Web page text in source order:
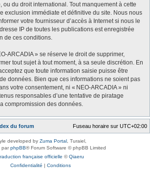
ou du droit international. Tout manquement à cette
exclusion immédiate et définitive du site. Nous nous
votre fournisseur d’accès à Internet si nous le
IP de toutes les publications est enregistrée
de ces conditions.
ARCADIA » se réserve le droit de supprimer,
tout sujet à tout moment, à sa seule discrétion. En
que toute information saisie puisse être
données. Bien que ces informations ne soient pas
votre consentement, ni « NEO-ARCADIA » ni
responsables d’une tentative de piratage
compromission des données.
du forum Fuseau horaire sur UTC+02:00
developed by Zuma Portal , Turaiel,
parphpBB® Forum Software © phpBB Limited
française officielle ©Qiaeru
Confidentialité | Conditions